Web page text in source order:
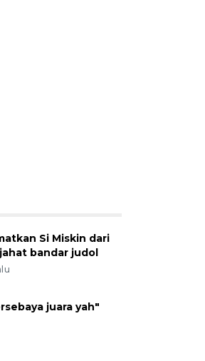
Si Miskin dari
bandar judol
juara yah"